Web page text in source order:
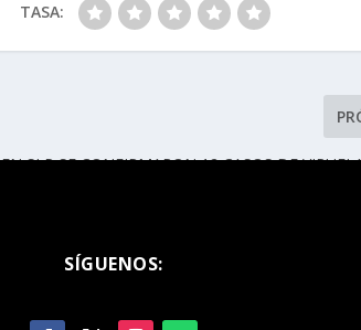
TASA:
EN SLP SE CONFIRMARON 12 CASOS DE
SÍGUENOS: